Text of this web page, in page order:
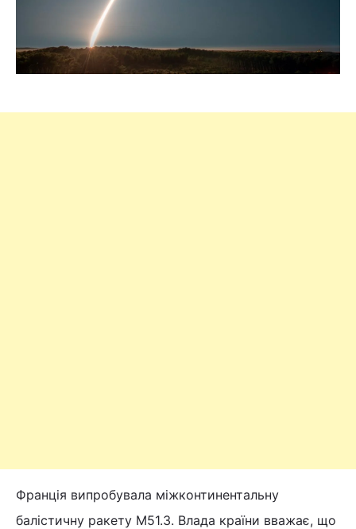
Франція випробувала міжконтинентальну
балістичну ракету М51.3. Влада країни вважає, що